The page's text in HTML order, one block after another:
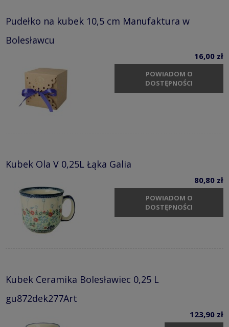
Pudełko na kubek 10,5 cm Manufaktura w
Bolesławcu
16,00 zł
POWIADOM O
DOSTĘPNOŚCI
Kubek Ola V 0,25L Łąka Galia
80,80 zł
POWIADOM O
DOSTĘPNOŚCI
Kubek Ceramika Bolesławiec 0,25 L
gu872dek277Art
123,90 zł